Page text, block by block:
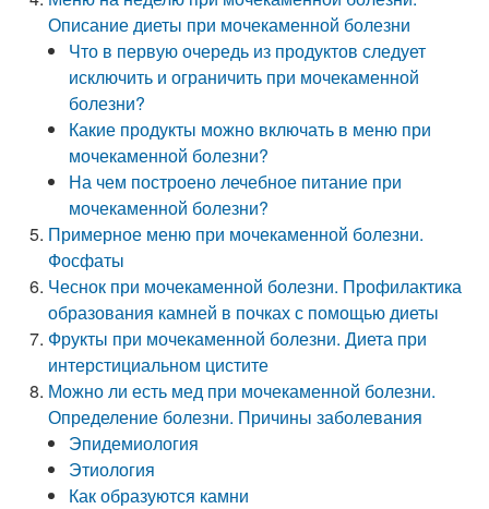
Описание диеты при мочекаменной болезни
Что в первую очередь из продуктов следует
исключить и ограничить при мочекаменной
болезни?
Какие продукты можно включать в меню при
мочекаменной болезни?
На чем построено лечебное питание при
мочекаменной болезни?
Примерное меню при мочекаменной болезни.
Фосфаты
Чеснок при мочекаменной болезни. Профилактика
образования камней в почках с помощью диеты
Фрукты при мочекаменной болезни. Диета при
интерстициальном цистите
Можно ли есть мед при мочекаменной болезни.
Определение болезни. Причины заболевания
Эпидемиология
Этиология
Как образуются камни